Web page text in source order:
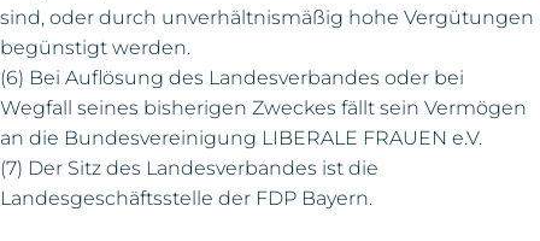
sind, oder durch unverhältnismäßig hohe Vergütungen
begünstigt werden.
(6) Bei Auflösung des Landesverbandes oder bei
Wegfall seines bisherigen Zweckes fällt sein Vermögen
an die Bundesvereinigung LIBERALE FRAUEN e.V.
(7) Der Sitz des Landesverbandes ist die
Landesgeschäftsstelle der FDP Bayern.